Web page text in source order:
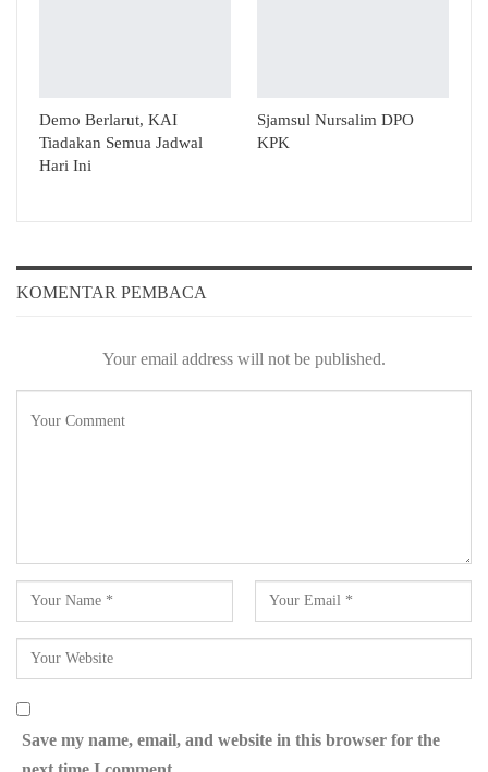
Demo Berlarut, KAI
Tiadakan Semua Jadwal
Hari Ini
Sjamsul Nursalim DPO
KPK
KOMENTAR PEMBACA
Your email address will not be published.
Save my name, email, and website in this browser for the